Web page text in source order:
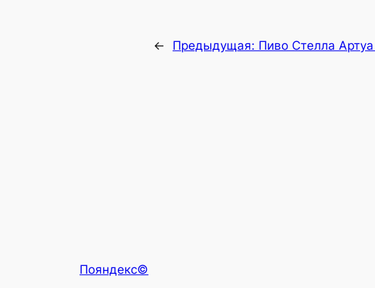
← Предыдущая: Пиво Стелла
Пояндекс©